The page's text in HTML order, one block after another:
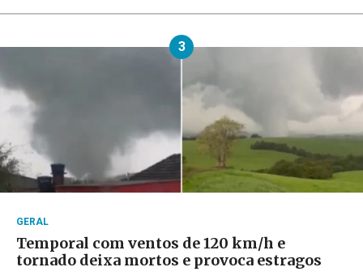
3
GERAL
Temporal com ventos de 120 km/h e
tornado deixa mortos e provoca estragos